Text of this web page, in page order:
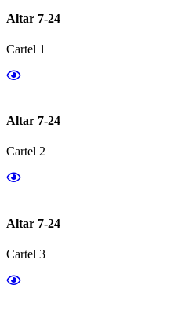
Altar 7-24
Cartel 1
Altar 7-24
Cartel 2
Altar 7-24
Cartel 3